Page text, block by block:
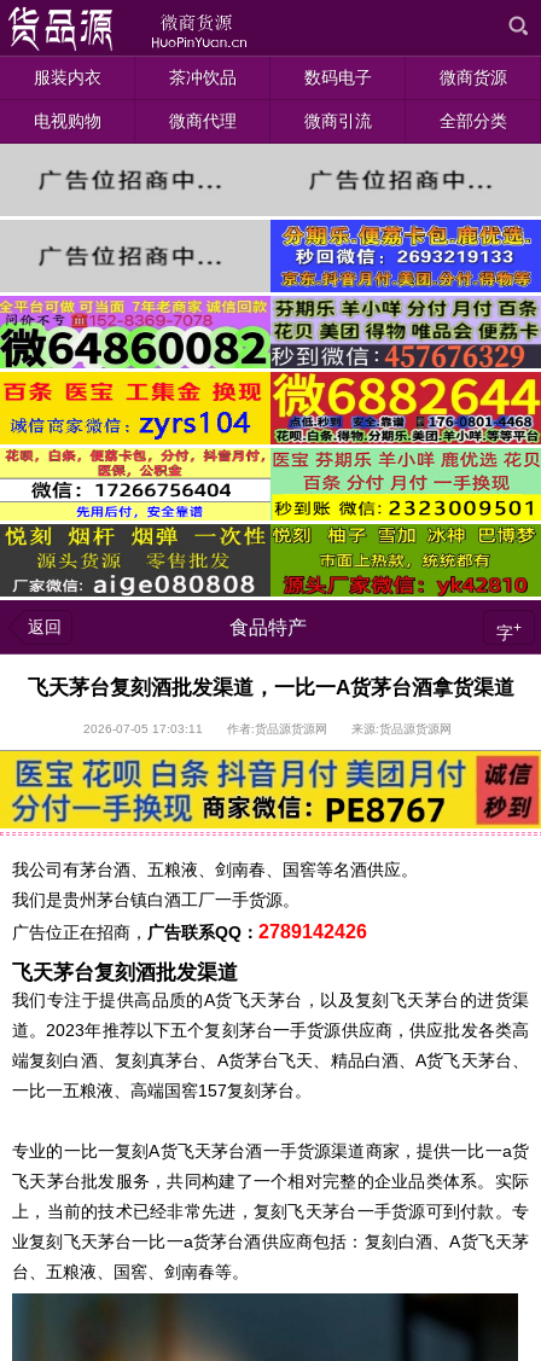
服装内衣 茶冲饮品 数码电子 微商货源
电视购物 微商代理 微商引流 全部分类
返回 食品特产 字+
飞天茅台复刻酒批发渠道，一比一A货茅台酒拿货渠道
2026-07-05 17:03:11 作者:货品源货源网 来源:货品源货源网
我公司有茅台酒、五粮液、剑南春、国窖等名酒供应。
我们是贵州茅台镇白酒工厂一手货源。
广告位正在招商， 广告联系QQ： 2789142426
飞天茅台复刻酒批发渠道
我们专注于提供高品质的A货飞天茅台，以及复刻飞天茅台的进货渠
道。2023年推荐以下五个复刻茅台一手货源供应商，供应批发各类高
端复刻白酒、 复刻真茅台、A货茅台飞天、精品白酒、A货飞天茅台、
一比一五粮液、高端国窖157复刻茅台。
专业的一比一复刻A货飞天茅台酒一手货源渠道商家，提供一比一a货
飞天茅台批发服务，共同构建了一个相对完整的企业品类体系。实际
上，当前的技术已经非常先进， 复刻飞天茅台一手货源可到付款。专
业复刻飞天茅台一比一a货茅台酒供应商包括： 复刻 白酒、A货飞天茅
台、五粮液、国窖、剑南春等。